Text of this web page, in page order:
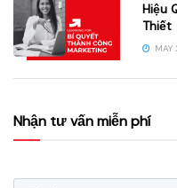
Hiệu
Thiết
MAY
Nhận tư vấn miễn phí